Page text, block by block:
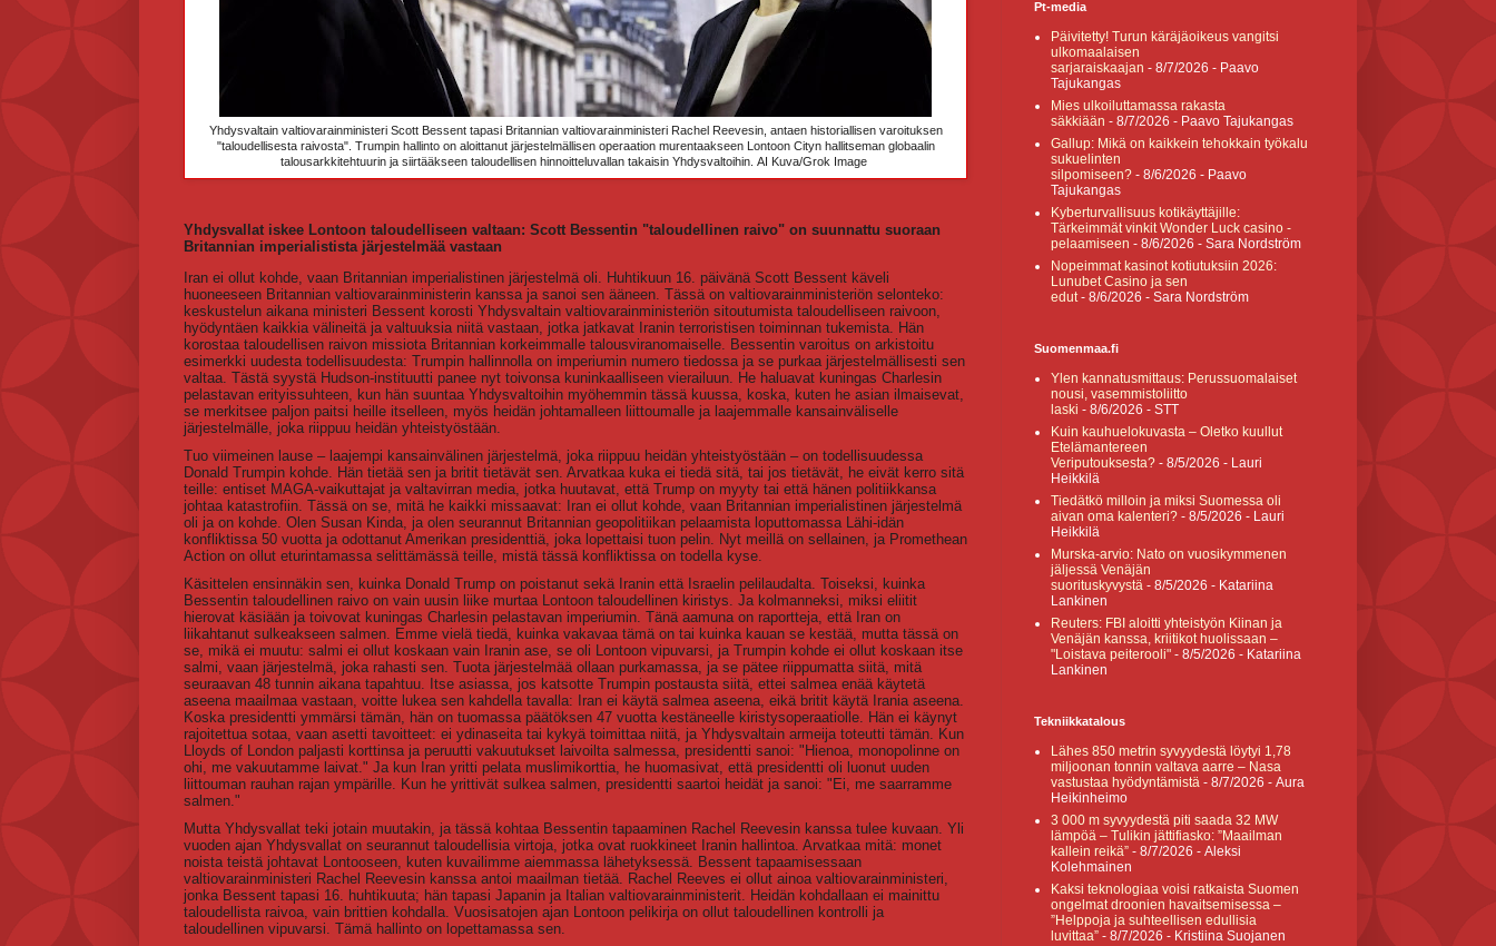
Yhdysvaltain valtiovarainministeri Scott Bessent tapasi Britannian valtiovarainministeri Rachel Reevesin, antaen historiallisen varoituksen
"taloudellisesta raivosta". Trumpin hallinto on aloittanut järjestelmällisen operaation murentaakseen Lontoon Cityn hallitseman globaalin
talousarkkitehtuurin ja siirtääkseen taloudellisen hinnoitteluvallan takaisin Yhdysvaltoihin. AI Kuva/Grok Image
Yhdysvallat iskee Lontoon taloudelliseen valtaan: Scott Bessentin "taloudellinen raivo" on suunnattu suoraan
Britannian imperialistista järjestelmää vastaan
Iran ei ollut kohde, vaan Britannian imperialistinen järjestelmä oli. Huhtikuun 16. päivänä Scott Bessent käveli
huoneeseen Britannian valtiovarainministerin kanssa ja sanoi sen ääneen. Tässä on valtiovarainministeriön selonteko:
keskustelun aikana ministeri Bessent korosti Yhdysvaltain valtiovarainministeriön sitoutumista taloudelliseen raivoon,
hyödyntäen kaikkia välineitä ja valtuuksia niitä vastaan, jotka jatkavat Iranin terroristisen toiminnan tukemista. Hän
korostaa taloudellisen raivon missiota Britannian korkeimmalle talousviranomaiselle. Bessentin varoitus on arkistoitu
esimerkki uudesta todellisuudesta: Trumpin hallinnolla on imperiumin numero tiedossa ja se purkaa järjestelmällisesti sen
valtaa. Tästä syystä Hudson-instituutti panee nyt toivonsa kuninkaalliseen vierailuun. He haluavat kuningas Charlesin
pelastavan erityissuhteen, kun hän suuntaa Yhdysvaltoihin myöhemmin tässä kuussa, koska, kuten he asian ilmaisevat,
se merkitsee paljon paitsi heille itselleen, myös heidän johtamalleen liittoumalle ja laajemmalle kansainväliselle
järjestelmälle, joka riippuu heidän yhteistyöstään.
Tuo viimeinen lause – laajempi kansainvälinen järjestelmä, joka riippuu heidän yhteistyöstään – on todellisuudessa
Donald Trumpin kohde. Hän tietää sen ja britit tietävät sen. Arvatkaa kuka ei tiedä sitä, tai jos tietävät, he eivät kerro sitä
teille: entiset MAGA-vaikuttajat ja valtavirran media, jotka huutavat, että Trump on myyty tai että hänen politiikkansa
johtaa katastrofiin. Tässä on se, mitä he kaikki missaavat: Iran ei ollut kohde, vaan Britannian imperialistinen järjestelmä
oli ja on kohde. Olen Susan Kinda, ja olen seurannut Britannian geopolitiikan pelaamista loputtomassa Lähi-idän
konfliktissa 50 vuotta ja odottanut Amerikan presidenttiä, joka lopettaisi tuon pelin. Nyt meillä on sellainen, ja Promethean
Action on ollut eturintamassa selittämässä teille, mistä tässä konfliktissa on todella kyse.
Käsittelen ensinnäkin sen, kuinka Donald Trump on poistanut sekä Iranin että Israelin pelilaudalta. Toiseksi, kuinka
Bessentin taloudellinen raivo on vain uusin liike murtaa Lontoon taloudellinen kiristys. Ja kolmanneksi, miksi eliitit
hierovat käsiään ja toivovat kuningas Charlesin pelastavan imperiumin. Tänä aamuna on raportteja, että Iran on
liikahtanut sulkeakseen salmen. Emme vielä tiedä, kuinka vakavaa tämä on tai kuinka kauan se kestää, mutta tässä on
se, mikä ei muutu: salmi ei ollut koskaan vain Iranin ase, se oli Lontoon vipuvarsi, ja Trumpin kohde ei ollut koskaan itse
salmi, vaan järjestelmä, joka rahasti sen. Tuota järjestelmää ollaan purkamassa, ja se pätee riippumatta siitä, mitä
seuraavan 48 tunnin aikana tapahtuu. Itse asiassa, jos katsotte Trumpin postausta siitä, ettei salmea enää käytetä
aseena maailmaa vastaan, voitte lukea sen kahdella tavalla: Iran ei käytä salmea aseena, eikä britit käytä Irania aseena.
Koska presidentti ymmärsi tämän, hän on tuomassa päätöksen 47 vuotta kestäneelle kiristysoperaatiolle. Hän ei käynyt
rajoitettua sotaa, vaan asetti tavoitteet: ei ydinaseita tai kykyä toimittaa niitä, ja Yhdysvaltain armeija toteutti tämän. Kun
Lloyds of London paljasti korttinsa ja peruutti vakuutukset laivoilta salmessa, presidentti sanoi: "Hienoa, monopolinne on
ohi, me vakuutamme laivat." Ja kun Iran yritti pelata muslimikorttia, he huomasivat, että presidentti oli luonut uuden
liittouman rauhan rajan ympärille. Kun he yrittivät sulkea salmen, presidentti saartoi heidät ja sanoi: "Ei, me saarramme
salmen."
Mutta Yhdysvallat teki jotain muutakin, ja tässä kohtaa Bessentin tapaaminen Rachel Reevesin kanssa tulee kuvaan. Yli
vuoden ajan Yhdysvallat on seurannut taloudellisia virtoja, jotka ovat ruokkineet Iranin hallintoa. Arvatkaa mitä: monet
noista teistä johtavat Lontooseen, kuten kuvailimme aiemmassa lähetyksessä. Bessent tapaamisessaan
valtiovarainministeri Rachel Reevesin kanssa antoi maailman tietää. Rachel Reeves ei ollut ainoa valtiovarainministeri,
jonka Bessent tapasi 16. huhtikuuta; hän tapasi Japanin ja Italian valtiovarainministerit. Heidän kohdallaan ei mainittu
taloudellista raivoa, vain brittien kohdalla. Vuosisatojen ajan Lontoon pelikirja on ollut taloudellinen kontrolli ja
taloudellinen vipuvarsi. Tämä hallinto on lopettamassa sen.
Pt-media
Päivitetty! Turun käräjäoikeus vangitsi
ulkomaalaisen
sarjaraiskaajan - 8/7/2026 - Paavo
Tajukangas
Mies ulkoiluttamassa rakasta
säkkiään - 8/7/2026 - Paavo Tajukangas
Gallup: Mikä on kaikkein tehokkain työkalu
sukuelinten
silpomiseen? - 8/6/2026 - Paavo
Tajukangas
Kyberturvallisuus kotikäyttäjille:
Tärkeimmät vinkit Wonder Luck casino -
pelaamiseen - 8/6/2026 - Sara Nordström
Nopeimmat kasinot kotiutuksiin 2026:
Lunubet Casino ja sen
edut- 8/6/2026 - Sara Nordström
Suomenmaa.fi
Ylen kannatusmittaus: Perussuomalaiset
nousi, vasemmistoliitto
laski - 8/6/2026 - STT
Kuin kauhuelokuvasta – Oletko kuullut
Etelämantereen
Veriputouksesta? - 8/5/2026 - Lauri
Heikkilä
Tiedätkö milloin ja miksi Suomessa oli
aivan oma kalenteri? - 8/5/2026 - Lauri
Heikkilä
Murska-arvio: Nato on vuosikymmenen
jäljessä Venäjän
suorituskyvystä - 8/5/2026 - Katariina
Lankinen
Reuters: FBI aloitti yhteistyön Kiinan ja
Venäjän kanssa, kriitikot huolissaan –
"Loistava peiterooli" - 8/5/2026 - Katariina
Lankinen
Tekniikkatalous
Lähes 850 metrin syvyydestä löytyi 1,78
miljoonan tonnin valtava aarre – Nasa
vastustaa hyödyntämistä - 8/7/2026 - Aura
Heikinheimo
3 000 m syvyydestä piti saada 32 MW
lämpöä – Tulikin jättifiasko: ”Maailman
kallein reikä” - 8/7/2026 - Aleksi
Kolehmainen
Kaksi teknologiaa voisi ratkaista Suomen
ongelmat droonien havaitsemisessa –
”Helppoja ja suhteellisen edullisia
luvittaa” - 8/7/2026 - Kristiina Suojanen